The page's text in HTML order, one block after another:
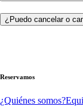
¿Puedo cancelar o
Reservamos
¿Quiénes somos?